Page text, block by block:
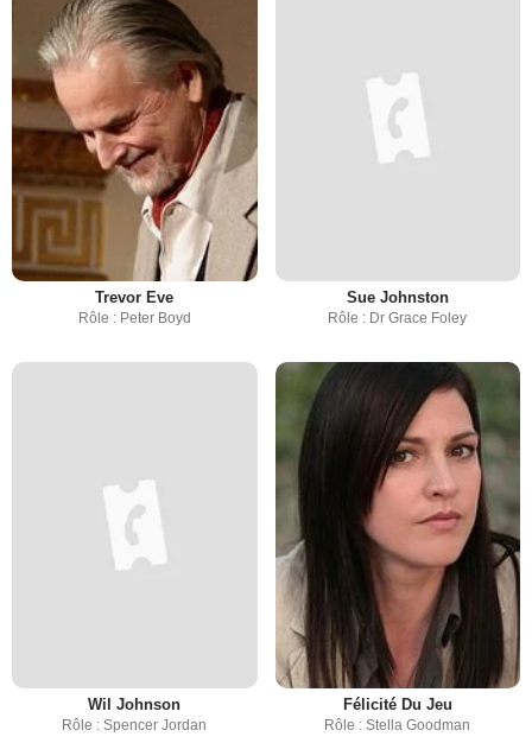
Trevor Eve
Rôle : Peter Boyd
Sue Johnston
Rôle : Dr Grace Foley
Wil Johnson
Rôle : Spencer Jordan
Félicité Du Jeu
Rôle : Stella Goodman